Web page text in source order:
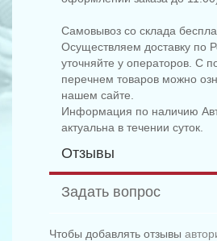
Самовывоз со склада
Осуществляем доставку по
уточняйте у операторов. С
перечнем товаров можно
нашем сайте.
Информация по наличию
актуальна в течении суток.
Отзывы
Задать вопрос
Чтобы добавлять отзывы